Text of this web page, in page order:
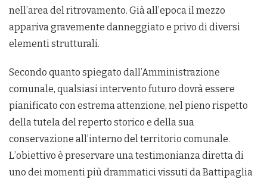
nell’area del ritrovamento. Già all’epoca il mezzo
appariva gravemente danneggiato e privo di diversi
elementi strutturali.
Secondo quanto spiegato dall’Amministrazione
comunale, qualsiasi intervento futuro dovrà essere
pianificato con estrema attenzione, nel pieno rispetto
della tutela del reperto storico e della sua
conservazione all’interno del territorio comunale.
L’obiettivo è preservare una testimonianza diretta di
uno dei momenti più drammatici vissuti da Battipaglia